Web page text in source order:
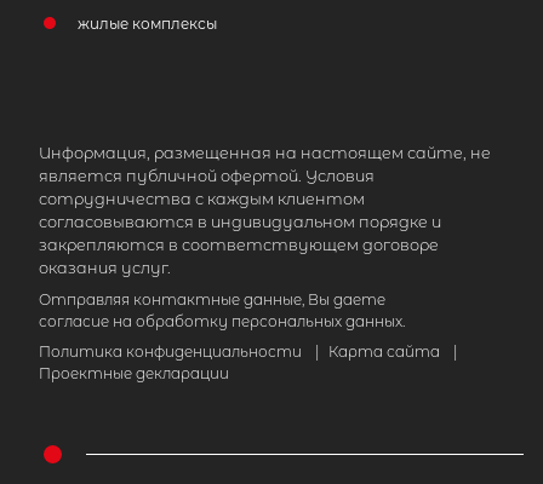
жилые комплексы
Информация, размещенная на настоящем сайте, не
является публичной офертой. Условия
сотрудничества с каждым клиентом
согласовываются в индивидуальном порядке и
закрепляются в соответствующем договоре
оказания услуг.
Отправляя контактные данные, Вы даете
согласие на обработку персональных данных.
Политика конфиденциальности
Карта сайта
Проектные декларации